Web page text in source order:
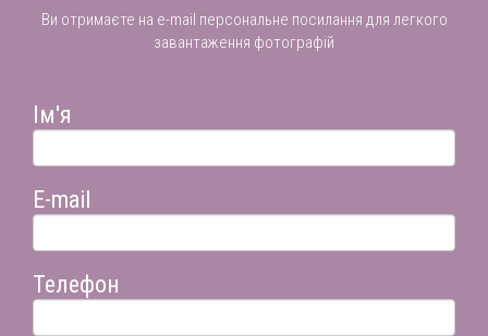
Ви отримаєте на e-mail персональне посилання для легкого
завантаження фотографій
Ім'я
E-mail
Телефон